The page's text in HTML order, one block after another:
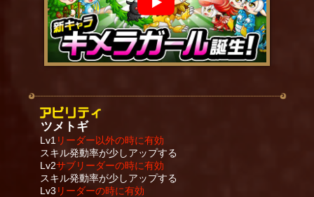
ツメトギ
Lv1 リーダー以外の時に有効
スキル発動率が少しアップする
Lv2サブリーダーの時に有効
スキル発動率が少しアップする
Lv3リーダーの時に有効